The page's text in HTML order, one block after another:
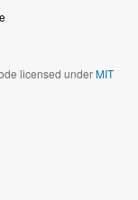
licensed underMIT